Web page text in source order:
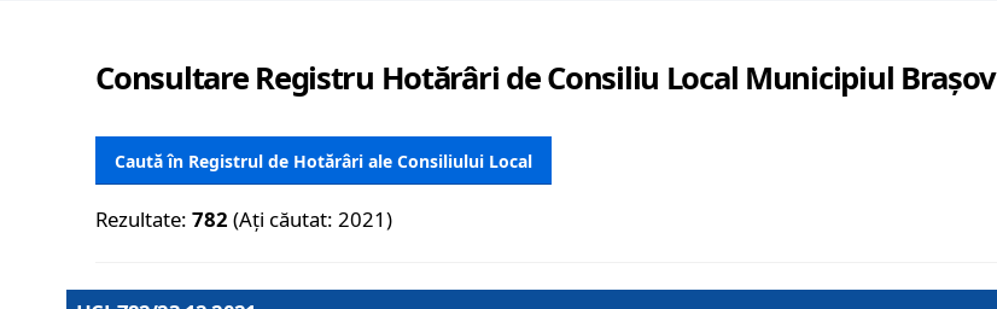
Consultare Registru Hotărâri de Consiliu Local Municipiul Brașov
Caută în Registrul de Hotărâri ale Consiliului Local
Rezultate:782 (Ați căutat: 2021)